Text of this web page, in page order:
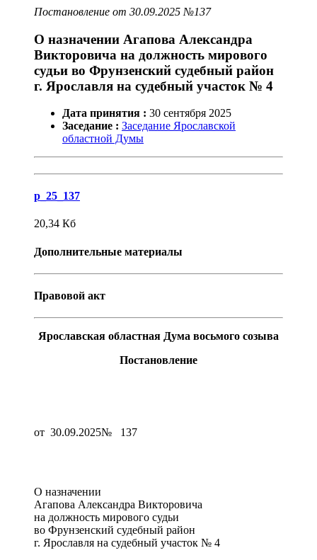
Постановление от 30.09.2025 №137
О назначении Агапова Александра
Викторовича на должность мирового
судьи во Фрунзенский судебный район
г. Ярославля на судебный участок № 4
Дата принятия : 30 сентября 2025
Заседание : Заседание Ярославской
областной Думы
p_25_137
20,34 Кб
Дополнительные материалы
Правовой акт
Ярославская областная Дума восьмого созыва
Постановление
от 30.09.2025№ 137
О назначении
Агапова Александра Викторовича
на должность мирового судьи
во Фрунзенский судебный район
г. Ярославля на судебный участок № 4